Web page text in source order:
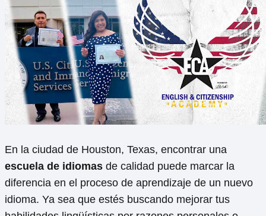
En la ciudad de Houston, Texas, encontrar una
escuela de idiomas de calidad puede marcar la
diferencia en el proceso de aprendizaje de un nuevo
idioma. Ya sea que estés buscando mejorar tus